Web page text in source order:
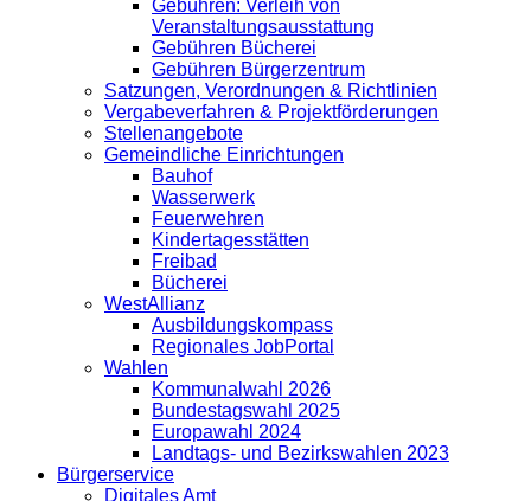
Gebühren: Verleih von
Veranstaltungsausstattung
Gebühren Bücherei
Gebühren Bürgerzentrum
Satzungen, Verordnungen & Richtlinien
Vergabeverfahren & Projektförderungen
Stellenangebote
Gemeindliche Einrichtungen
Bauhof
Wasserwerk
Feuerwehren
Kindertagesstätten
Freibad
Bücherei
WestAllianz
Ausbildungskompass
Regionales JobPortal
Wahlen
Kommunalwahl 2026
Bundestagswahl 2025
Europawahl 2024
Landtags- und Bezirkswahlen 2023
Bürgerservice
Digitales Amt